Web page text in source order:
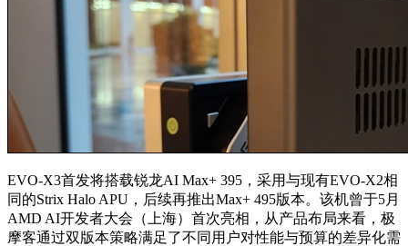
EVO-X3首发将搭载锐龙AI Max+ 395，采用与现有EVO-X2相
同的Strix Halo APU，后续再推出Max+ 495版本。该机曾于5月
AMD AI开发者大会（上海）首次亮相，从产品布局来看，极
摩客通过双版本策略满足了不同用户对性能与预算的差异化需